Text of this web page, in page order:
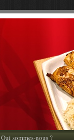
Qui sommes-nous ?